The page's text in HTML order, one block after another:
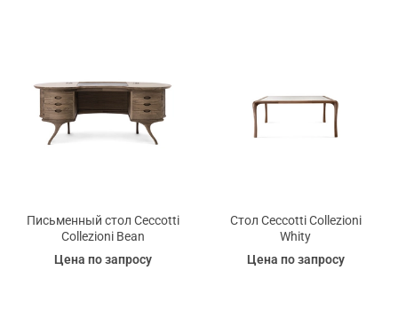
Письменный стол Ceccotti
Collezioni Bean
Цена по запросу
Стол Ceccotti Collezioni
Whity
Цена по запросу